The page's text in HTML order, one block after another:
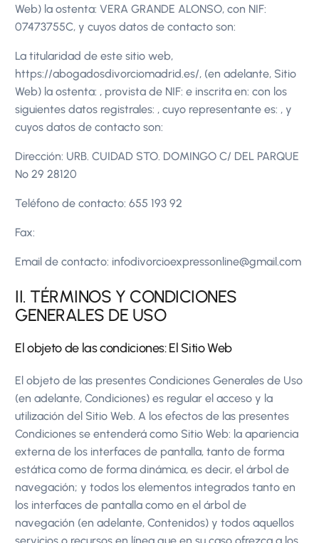
Web) la ostenta: VERA GRANDE ALONSO, con NIF:
07473755C, y cuyos datos de contacto son:
La titularidad de este sitio web,
https://abogadosdivorciomadrid.es/, (en adelante, Sitio
Web) la ostenta: , provista de NIF: e inscrita en: con los
siguientes datos registrales: , cuyo representante es: , y
cuyos datos de contacto son:
Dirección: URB. CUIDAD STO. DOMINGO C/ DEL PARQUE
Nº 29 28120
Teléfono de contacto: 655 193 92
Fax:
Email de contacto: infodivorcioexpressonline@gmail.com
II. TÉRMINOS Y CONDICIONES
GENERALES DE USO
El objeto de las condiciones: El Sitio Web
El objeto de las presentes Condiciones Generales de Uso
(en adelante, Condiciones) es regular el acceso y la
utilización del Sitio Web. A los efectos de las presentes
Condiciones se entenderá como Sitio Web: la apariencia
externa de los interfaces de pantalla, tanto de forma
estática como de forma dinámica, es decir, el árbol de
navegación; y todos los elementos integrados tanto en
los interfaces de pantalla como en el árbol de
navegación (en adelante, Contenidos) y todos aquellos